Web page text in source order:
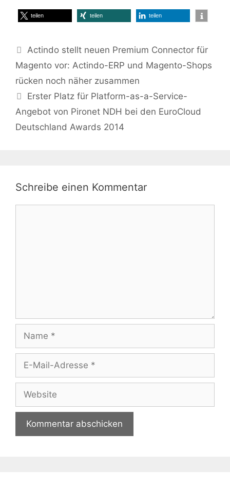
teilen teilen teilen
Actindo stellt neuen Premium Connector für
Magento vor: Actindo-ERP und Magento-Shops
rücken noch näher zusammen
Erster Platz für Platform-as-a-Service-
Angebot von Pironet NDH bei den EuroCloud
Deutschland Awards 2014
Schreibe einen Kommentar
Mail-
Adresse